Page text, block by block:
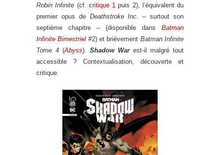
Robin Infinite (cf. critique 1 puis 2), l’équivalent du
premier opus de Deathstroke Inc.
– surtout son
septième chapitre – (disponible dans Batman
Infinite Bimestriel #2) et brièvement Batman Infinite
Tome 4 (Abyss). Shadow War est-il malgré tout
accessible ? Contextualisation, découverte et
critique.